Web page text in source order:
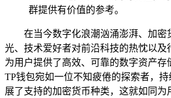
群提供有价值的参考。
在当今数字化浪潮汹涌澎湃、加
光、技术爱好者对前沿科技的热忱以
为用户提供了高效、可靠的数字资产
TP钱包宛如一位不知疲倦的探索者，
展了支持的加密货币种类，这就如同